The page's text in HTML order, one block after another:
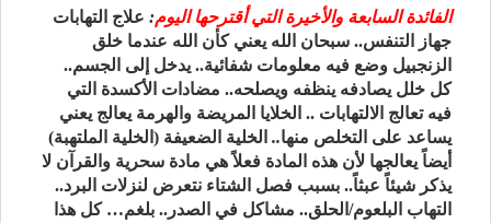
الفائدة السابعة والأخيرة التي أقترحها اليوم: علاج التهابات
جهاز التنفس.. سبحان الله يعني كأن الله عندما خلق
الزنجبيل وضع فيه معلومات شفائية.. يدخل إلى الجسم..
كل خلل يصادفه ينظفه ويصلحه.. مضادات الأكسدة التي
فيه تعالج الالتهابات .. الخلايا المريضة والهرمة يعالج يعني
يساعد على التخلص منها..الخلية الضعيفة (الخلية الملتهبة)
أيضاً يعالجها لأن هذه المادة فعلاً هي مادة سحرية والقرآن لا
يذكر شيئاً عبثاً.. بسبب فصل الشتاء نتعرض لنزلات البرد..
التهاب البلعوم/الحلق.. مشاكل في الصدر.. بلغم… كل هذا